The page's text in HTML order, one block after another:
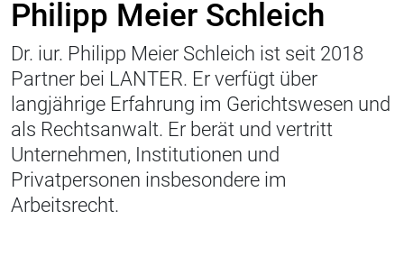
Philipp Meier Schleich
Dr. iur. Philipp Meier Schleich ist seit 2018
Partner bei LANTER. Er verfügt über
langjährige Erfahrung im Gerichtswesen und
als Rechtsanwalt. Er berät und vertritt
Unternehmen, Institutionen und
Privatpersonen insbesondere im
Arbeitsrecht.